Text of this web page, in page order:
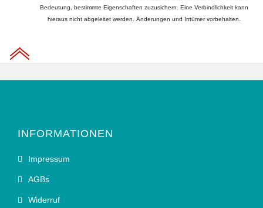
Bedeutung, bestimmte Eigenschaften zuzusichern. Eine Verbindlichkeit kann
hieraus nicht abgeleitet werden. Änderungen und Irrtümer vorbehalten.
INFORMATIONEN
Impressum
AGBs
Widerruf